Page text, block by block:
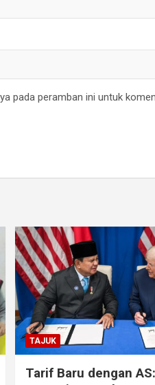
pada peramban ini untuk
TAJUK
Tarif Baru dengan